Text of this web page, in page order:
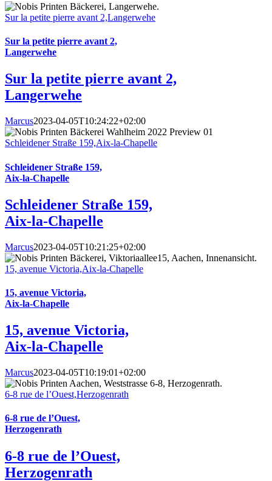
Sur la petite pierre avant 2,Langerwehe
Sur la petite pierre avant 2,
Langerwehe
Sur la petite pierre avant 2,
Langerwehe
Marcus2023-04-05T10:24:22+02:00
Schleidener Straße 159,Aix-la-Chapelle
Schleidener Straße 159,
Aix-la-Chapelle
Schleidener Straße 159,
Aix-la-Chapelle
Marcus2023-04-05T10:21:25+02:00
15, avenue Victoria,Aix-la-Chapelle
15, avenue Victoria,
Aix-la-Chapelle
15, avenue Victoria,
Aix-la-Chapelle
Marcus2023-04-05T10:19:01+02:00
6-8 rue de l’Ouest,Herzogenrath
6-8 rue de l’Ouest,
Herzogenrath
6-8 rue de l’Ouest,
Herzogenrath